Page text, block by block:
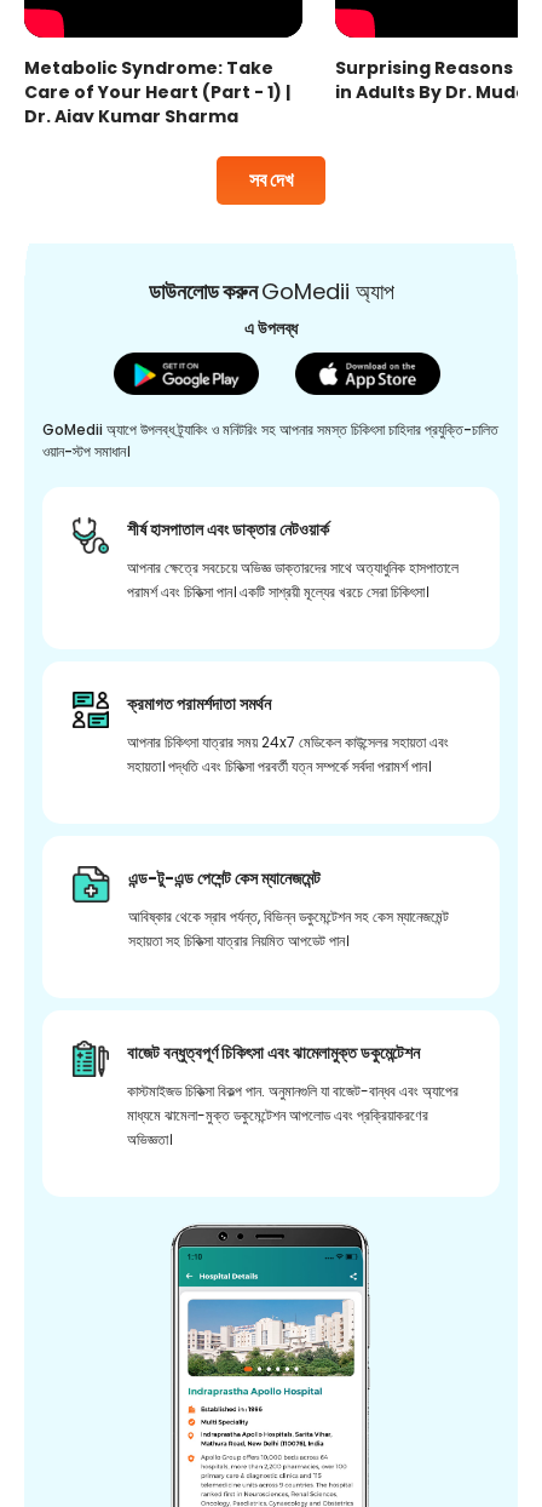
সব দেখ
Metabolic Syndrome: Take
Care of Your Heart (Part - 1) |
Dr. Ajay Kumar Sharma
Surprising Reasons
in Adults By Dr.
ডাউনলোড করুনGoMedii অ্যাপ
এ উপলব্ধ
GoMedii অ্যাপে উপলব্ধ ট্র্যাকিং ও মনিটরিং সহ আপনার সমস্ত চিকিৎসা চাহিদার প্রযুক্তি-চালিত
ওয়ান-স্টপ সমাধান।
শীর্ষ হাসপাতাল এবং ডাক্তার নেটওয়ার্ক
আপনার ক্ষেত্রে সবচেয়ে অভিজ্ঞ ডাক্তারদের সাথে অত্যাধুনিক হাসপাতালে
পরামর্শ এবং চিকিত্সা পান। একটি সাশ্রয়ী মূল্যের খরচে সেরা চিকিৎসা।
ক্রমাগত পরামর্শদাতা সমর্থন
আপনার চিকিৎসা যাত্রার সময় 24x7 মেডিকেল কাউন্সেলর সহায়তা এবং
সহায়তা। পদ্ধতি এবং চিকিত্সা পরবর্তী যত্ন সম্পর্কে সর্বদা পরামর্শ পান।
এন্ড-টু-এন্ড পেশেন্ট কেস ম্যানেজমেন্ট
আবিষ্কার থেকে স্রাব পর্যন্ত, বিভিন্ন ডকুমেন্টেশন সহ কেস ম্যানেজমেন্ট
সহায়তা সহ চিকিত্সা যাত্রার নিয়মিত আপডেট পান।
বাজেট বন্ধুত্বপূর্ণ চিকিৎসা এবং ঝামেলামুক্ত ডকুমেন্টেশন
কাস্টমাইজড চিকিত্সা বিকল্প পান. অনুমানগুলি যা বাজেট-বান্ধব এবং অ্যাপের
মাধ্যমে ঝামেলা-মুক্ত ডকুমেন্টেশন আপলোড এবং প্রক্রিয়াকরণের
অভিজ্ঞতা।